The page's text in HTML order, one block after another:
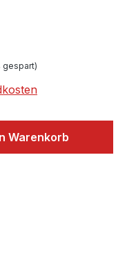
gespart)
Warenkorb